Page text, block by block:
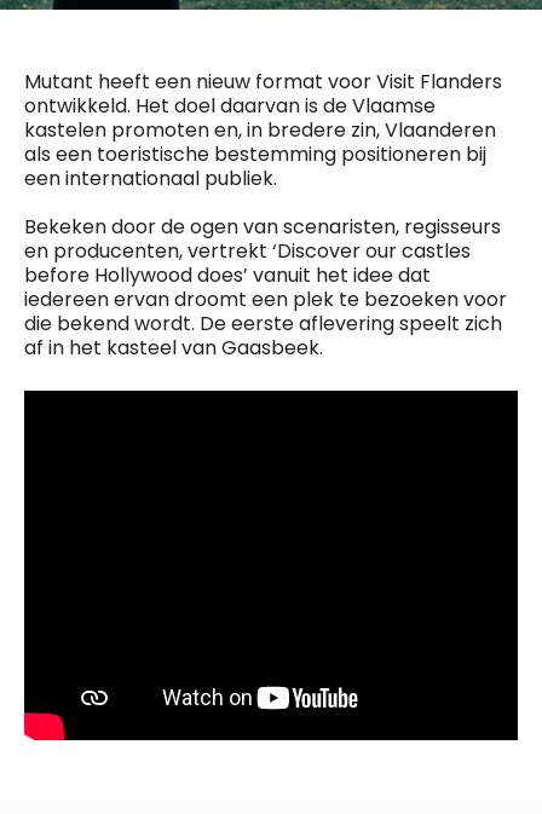
Mutant heeft een nieuw format voor Visit Flanders
ontwikkeld. Het doel daarvan is de Vlaamse
kastelen promoten en, in bredere zin, Vlaanderen
als een toeristische bestemming positioneren bij
een internationaal publiek.
Bekeken door de ogen van scenaristen, regisseurs
en producenten, vertrekt ‘Discover our castles
before Hollywood does’ vanuit het idee dat
iedereen ervan droomt een plek te bezoeken voor
die bekend wordt. De eerste aflevering speelt zich
af in het kasteel van Gaasbeek.
f.bouchar@mm.be
Chief Editor
Griet Byl
0475 97 12 57
Chief Editor
Damien Lemaire
0477 37 31 65
d.lemaire@mm.be
Daily
Freemium
access
5 x week
1 x week
MM Tech
10 x year
MM Best of
Research
10 x year
MM Blue
4 x year
MM Magazine